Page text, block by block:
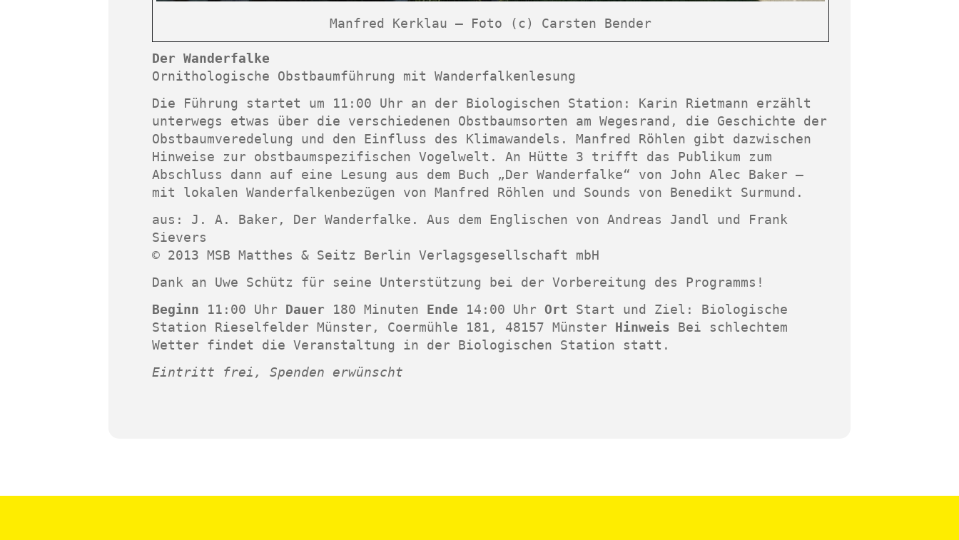
Manfred Kerklau – Foto (c) Carsten Bender
Der Wanderfalke
Ornithologische Obstbaumführung mit Wanderfalkenlesung
Die Führung startet um 11:00 Uhr an der Biologischen Station: Karin Rietmann erzählt
unterwegs etwas über die verschiedenen Obstbaumsorten am Wegesrand, die Geschichte der
Obstbaumveredelung und den Einfluss des Klimawandels. Manfred Röhlen gibt dazwischen
Hinweise zur obstbaumspezifischen Vogelwelt. An Hütte 3 trifft das Publikum zum
Abschluss dann auf eine Lesung aus dem Buch „Der Wanderfalke“ von John Alec Baker –
mit lokalen Wanderfalkenbezügen von Manfred Röhlen und Sounds von Benedikt Surmund.
aus: J. A. Baker, Der Wanderfalke . Aus dem Englischen von Andreas Jandl und Frank
Sievers
© 2013 MSB Matthes & Seitz Berlin Verlagsgesellschaft mbH
Dank an Uwe Schütz für seine Unterstützung bei der Vorbereitung des Programms!
Beginn 11:00 Uhr Dauer 180 Minuten Ende 14:00 Uhr Ort Start und Ziel: Biologische
Station Rieselfelder Münster, Coermühle 181, 48157 Münster Hinweis Bei schlechtem
Wetter findet die Veranstaltung in der Biologischen Station statt.
Eintritt frei, Spenden erwünscht